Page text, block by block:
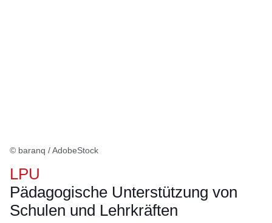
© baranq / AdobeStock
LPU
Pädagogische Unterstützung von
Schulen und Lehrkräften